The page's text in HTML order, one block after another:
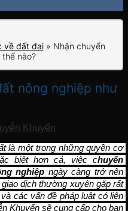
về đất đai» Nhận chuyển
nào?
nông nghiệp như
Khuyến
là một trong những quyền cơ
biệt hơn cả, việc chuyển
nghiệp ngày càng trở nên
dịch thường xuyên gặp rất
các vấn đề pháp luật có liên
Khuyến sẽ cung cấp cho bạn